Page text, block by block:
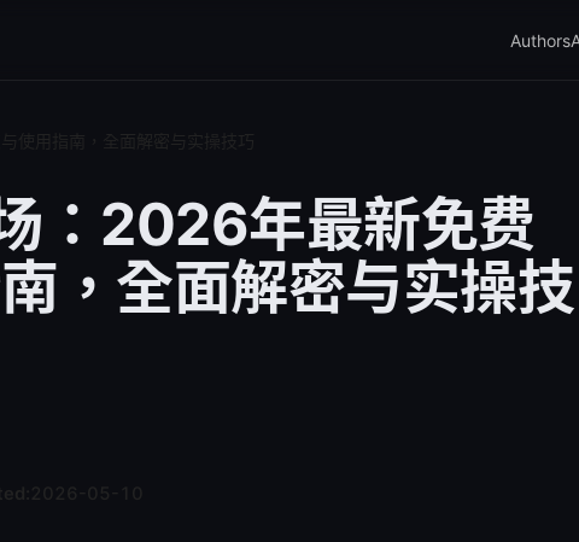
Authors
：2026年最新免费
，全面解密与实操技